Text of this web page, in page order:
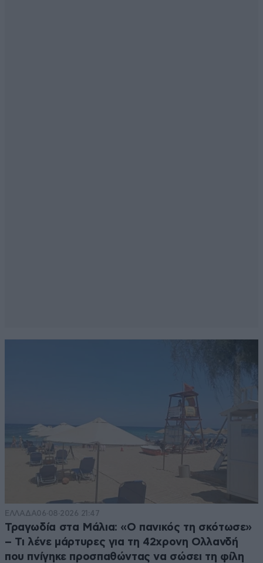
ΕΛΛΑΔΑ06·08·2026 21:47
Τραγωδία στα Μάλια: «Ο πανικός τη σκότωσε»
– Τι λένε μάρτυρες για τη 42χρονη Ολλανδή
που πνίγηκε προσπαθώντας να σώσει τη φίλη